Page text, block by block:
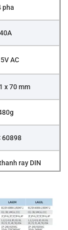
pha
40A
AC
x 70 mm
60898
ray DIN